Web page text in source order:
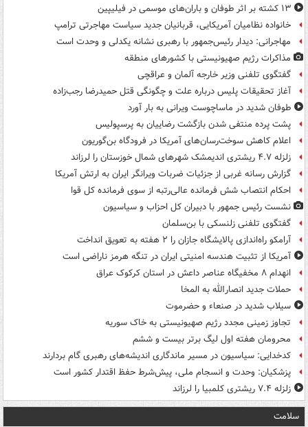
۱۳ کشته بر اثر طوفان و باران‌های موسمی در فیلیپین
خانواده نظامیان آمریکایی، قربانیان جدید سیاست مهاجرتی ترامپ
مهاجرانی: دیدار رئیس‌جمهور با رهبری نشانه یکدلی و وحدت است
مذاکرات رژیم صهیونیستی با کشورهای منطقه
گفتگوی تلفنی وزیر خارجه آلمان و عراقچی
آغاز تحقیقات پلیس درباره علت و چگونگی قتل حمیدرضا رجب‌زاده
طوفان شدید در ماساچوست ویرانی به بار آورد
پشت پرده منتفی شدن بازگشت رضاییان به پرسپولیس
اعلام کاهش سوخت‌رسان‌های آمریکا در فرودگاه بن‌گوریون
زلزله ۴.۷ ریشتری اندیمشک شهرهای شمال خوزستان را لرزاند
گزارش رسانه غربی از جزئیات ضربات ویرانگر ایران به ارتش آمریکا
احکام انتصاب شش فرمانده عالی‌رتبه از سوی فرمانده کل قوا
نشست رئیس جمهور با دبیران کل احزاب و سیاسیون
گفتگوی تلفنی زلنسکی با بن‌سلمان
آرامکو راه‌اندازی پالایشگاه جازان را ۲ هفته به تعویق انداخت
آمریکا از تثبیت هندسه امنیتی ایران در تنگه هرمز ناراضی است
انهدام ۸ مخفیگاه عناصر داعش در استان کرکوک عراق
حملات جدید انصارالله به المخا
سیلاب شدید در صنعاء و حضرموت
تجاوز زمینی مجدد رژیم صهیونیستی به خاک سوریه
محرومان هفته اول لیگ برتر بیست و ششم
کدخدایی: سیاسیون در مسیر ماندگاری اندیشه‌های رهبری گام بردارند
پزشکیان: وحدت و انسجام ملی، پیش‌شرط حفظ اقتدار کشور است
زلزله ۷.۴ ریشتری کلمبیا را لرزاند
سلامت